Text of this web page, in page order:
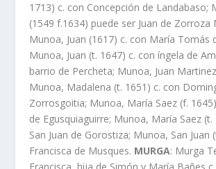
1713) c. con Concepción de Landabaso;
(1549 f.1634) puede ser Juan de Zorroza
Munoa, Juan (1617) c. con Marí­a Tomás
Munoa, Juan (t. 1647) c. con íngela de
barrio de Percheta; Munoa, Juan
Munoa, Madalena (t. 1651) c. con
Zorrosgoitia; Munoa, Marí­a Saez (f.
de Egusquiaguirre; Munoa, Marí­a Saez (t.
San Juan de Gorostiza; Munoa, San Juan
Francisca de Musques. MURGA: Murga